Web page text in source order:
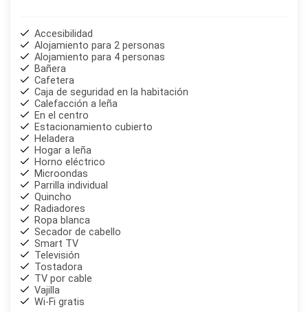
Accesibilidad
Alojamiento para 2 personas
Alojamiento para 4 personas
Bañera
Cafetera
Caja de seguridad en la habitación
Calefacción a leña
En el centro
Estacionamiento cubierto
Heladera
Hogar a leña
Horno eléctrico
Microondas
Parrilla individual
Quincho
Radiadores
Ropa blanca
Secador de cabello
Smart TV
Televisión
Tostadora
TV por cable
Vajilla
Wi-Fi gratis